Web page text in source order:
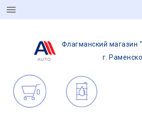
Флагманский магазин
г.
0